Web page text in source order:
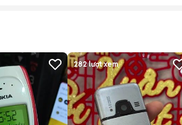
282lượt xem